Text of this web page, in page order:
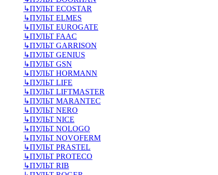
↳ПУЛЬТ ECOSTAR
↳ПУЛЬТ ELMES
↳ПУЛЬТ EUROGATE
↳ПУЛЬТ FAAC
↳ПУЛЬТ GARRISON
↳ПУЛЬТ GENIUS
↳ПУЛЬТ GSN
↳ПУЛЬТ HORMANN
↳ПУЛЬТ LIFE
↳ПУЛЬТ LIFTMASTER
↳ПУЛЬТ MARANTEC
↳ПУЛЬТ NERO
↳ПУЛЬТ NICE
↳ПУЛЬТ NOLOGO
↳ПУЛЬТ NOVOFERM
↳ПУЛЬТ PRASTEL
↳ПУЛЬТ PROTECO
↳ПУЛЬТ RIB